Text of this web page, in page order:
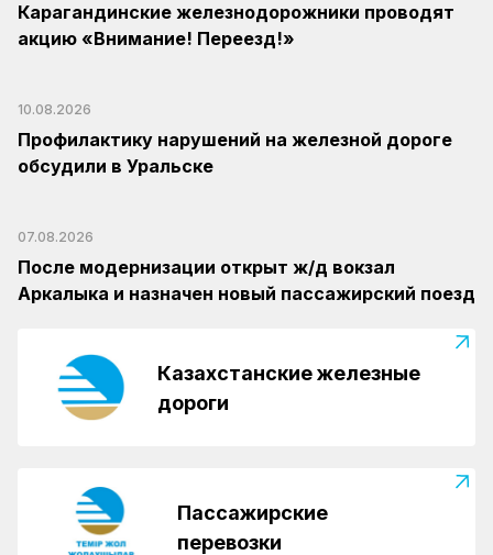
Карагандинские железнодорожники проводят
акцию «Внимание! Переезд!»
10.08.2026
Профилактику нарушений на железной дороге
обсудили в Уральске
07.08.2026
После модернизации открыт ж/д вокзал
Аркалыка и назначен новый пассажирский поезд
Казахстанские железные
дороги
Пассажирские
перевозки